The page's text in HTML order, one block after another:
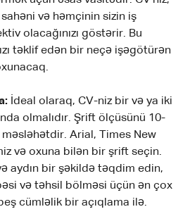
sahəni və həmçinin sizin iş
olacağınızı göstərir. Bu
təklif edən bir neçə işəgötürən
İdeal olaraq, CV-niz bir və ya iki
olmalıdır. Şrift ölçüsünü 10-
Arial, Times New
və oxuna bilən bir şrift seçin.
aydın bir şəkildə təqdim edin,
və təhsil bölməsi üçün ən çox
cümləlik bir açıqlama ilə.